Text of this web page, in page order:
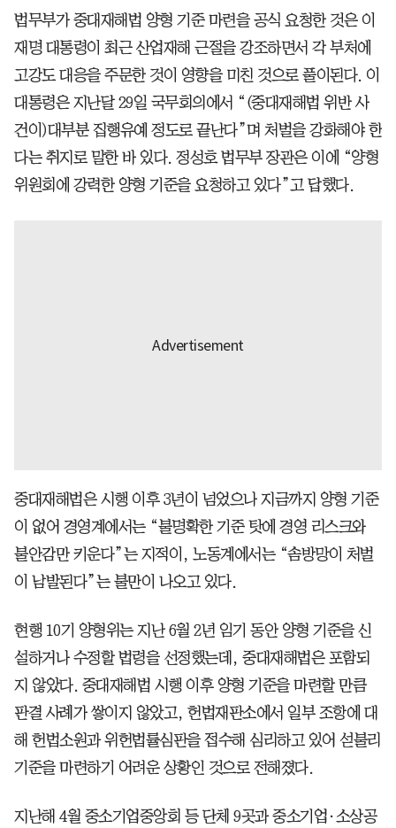
법무부가 중대재해법 양형 기준 마련을 공식 요청한 것은 이
재명 대통령이 최근 산업재해 근절을 강조하면서 각 부처에
고강도 대응을 주문한 것이 영향을 미친 것으로 풀이된다. 이
대통령은 지난달 29일 국무회의에서 “(중대재해법 위반 사
건이)대부분 집행유예 정도로 끝난다”며 처벌을 강화해야 한
다는 취지로 말한 바 있다. 정성호 법무부 장관은 이에 “양형
위원회에 강력한 양형 기준을 요청하고 있다”고 답했다.
중대재해법은 시행 이후 3년이 넘었으나 지금까지 양형 기준
이 없어 경영계에서는 “불명확한 기준 탓에 경영 리스크와
불안감만 키운다”는 지적이, 노동계에서는 “솜방망이 처벌
이 남발된다”는 불만이 나오고 있다.
현행 10기 양형위는 지난 6월 2년 임기 동안 양형 기준을 신
설하거나 수정할 법령을 선정했는데, 중대재해법은 포함되
지 않았다. 중대재해법 시행 이후 양형 기준을 마련할 만큼
판결 사례가 쌓이지 않았고, 헌법재판소에서 일부 조항에 대
해 헌법소원과 위헌법률심판을 접수해 심리하고 있어 섣불리
기준을 마련하기 어려운 상황인 것으로 전해졌다.
지난해 4월 중소기업중앙회 등 단체 9곳과 중소기업·소상공